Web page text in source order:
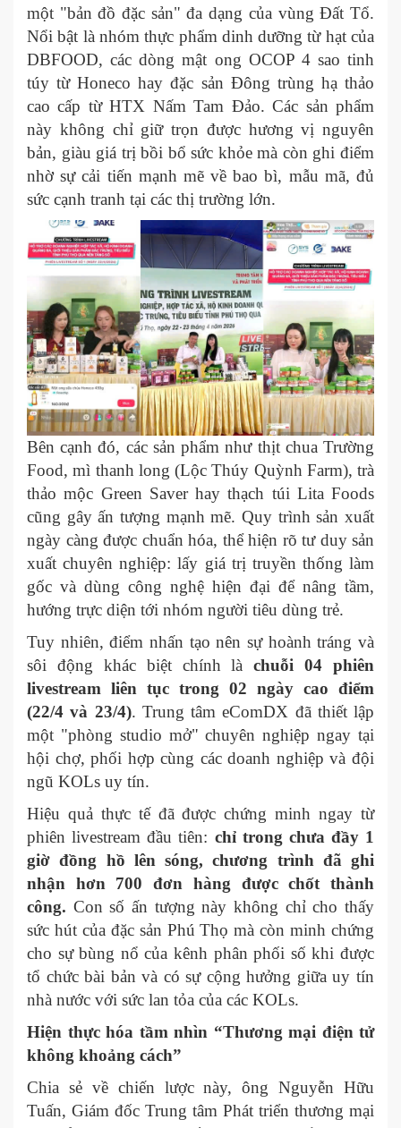
một "bản đồ đặc sản" đa dạng của vùng Đất Tổ.
Nổi bật là nhóm thực phẩm dinh dưỡng từ hạt của
DBFOOD, các dòng mật ong OCOP 4 sao tinh
túy từ Honeco hay đặc sản Đông trùng hạ thảo
cao cấp từ HTX Nấm Tam Đảo. Các sản phẩm
này không chỉ giữ trọn được hương vị nguyên
bản, giàu giá trị bồi bổ sức khỏe mà còn ghi điểm
nhờ sự cải tiến mạnh mẽ về bao bì, mẫu mã, đủ
sức cạnh tranh tại các thị trường lớn.
Bên cạnh đó, các sản phẩm như thịt chua Trường
Food, mì thanh long (Lộc Thúy Quỳnh Farm), trà
thảo mộc Green Saver hay thạch túi Lita Foods
cũng gây ấn tượng mạnh mẽ. Quy trình sản xuất
ngày càng được chuẩn hóa, thể hiện rõ tư duy sản
xuất chuyên nghiệp: lấy giá trị truyền thống làm
gốc và dùng công nghệ hiện đại để nâng tầm,
hướng trực diện tới nhóm người tiêu dùng trẻ.
Tuy nhiên, điểm nhấn tạo nên sự hoành tráng và
sôi động khác biệt chính làchuỗi 04 phiên
livestream liên tục trong 02 ngày cao điểm
(22/4 và 23/4). Trung tâm eComDX đã thiết lập
một "phòng studio mở" chuyên nghiệp ngay tại
hội chợ, phối hợp cùng các doanh nghiệp và đội
ngũ KOLs uy tín.
Hiệu quả thực tế đã được chứng minh ngay từ
phiên livestream đầu tiên: chỉ trong chưa đầy 1
giờ đồng hồ lên sóng, chương trình đã ghi
nhận hơn 700 đơn hàng được chốt thành
công. Con số ấn tượng này không chỉ cho thấy
sức hút của đặc sản Phú Thọ mà còn minh chứng
cho sự bùng nổ của kênh phân phối số khi được
tổ chức bài bản và có sự cộng hưởng giữa uy tín
nhà nước với sức lan tỏa của các KOLs.
Hiện thực hóa tầm nhìn “Thương mại điện tử
không khoảng cách”
Chia sẻ về chiến lược này, ông Nguyễn Hữu
Tuấn, Giám đốc Trung tâm Phát triển thương mại